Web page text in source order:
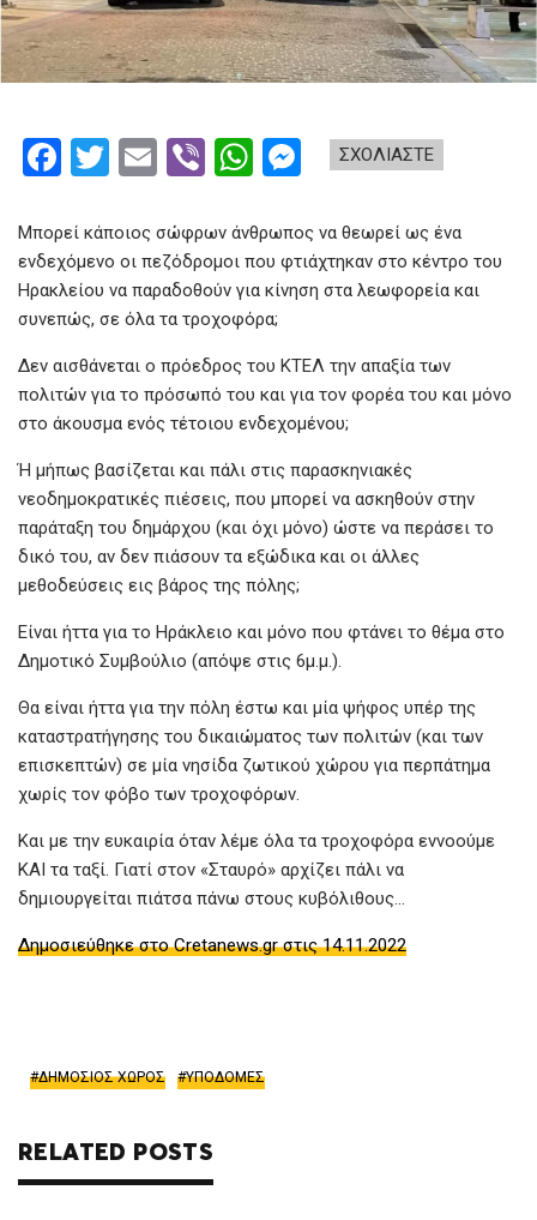
ΣΧΟΛΙΑΣΤΕ
F
ce
b
o
o
k
T
tt
er
E
ail
Vi
er
W
at
s
A
p
se
n
g
er
Μπορεί κάποιος σώφρων άνθρωπος να θεωρεί ως ένα
ενδεχόμενο οι πεζόδρομοι που φτιάχτηκαν στο κέντρο του
Ηρακλείου να παραδοθούν για κίνηση στα λεωφορεία και
συνεπώς, σε όλα τα τροχοφόρα;
Δεν αισθάνεται ο πρόεδρος του ΚΤΕΛ την απαξία των
πολιτών για το πρόσωπό του και για τον φορέα του και μόνο
στο άκουσμα ενός τέτοιου ενδεχομένου;
Ή μήπως βασίζεται και πάλι στις παρασκηνιακές
νεοδημοκρατικές πιέσεις, που μπορεί να ασκηθούν στην
παράταξη του δημάρχου (και όχι μόνο) ώστε να περάσει το
δικό του, αν δεν πιάσουν τα εξώδικα και οι άλλες
μεθοδεύσεις εις βάρος της πόλης;
Είναι ήττα για το Ηράκλειο και μόνο που φτάνει το θέμα στο
Δημοτικό Συμβούλιο (απόψε στις 6μ.μ.).
Θα είναι ήττα για την πόλη έστω και μία ψήφος υπέρ της
καταστρατήγησης του δικαιώματος των πολιτών (και των
επισκεπτών) σε μία νησίδα ζωτικού χώρου για περπάτημα
χωρίς τον φόβο των τροχοφόρων.
Και με την ευκαιρία όταν λέμε όλα τα τροχοφόρα εννοούμε
ΚΑΙ τα ταξί. Γιατί στον «Σταυρό» αρχίζει πάλι να
δημιουργείται πιάτσα πάνω στους κυβόλιθους…
Δημοσιεύθηκε στο Cretanews.gr στις 14.11.2022
ΔΗΜΟΣΙΟΣ ΧΩΡΟΣ ΥΠΟΔΟΜΕΣ
RELATED POSTS